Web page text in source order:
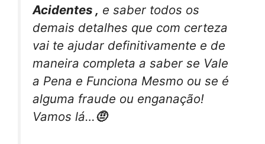
Acidentes , e saber todos os
demais detalhes que com certeza
vai te ajudar definitivamente e de
maneira completa a saber se Vale
a Pena e Funciona Mesmo ou se é
alguma fraude ou enganação!
Vamos lá…🤨